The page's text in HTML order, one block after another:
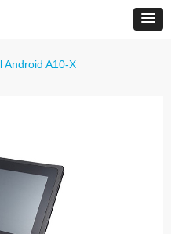
Android A10-X